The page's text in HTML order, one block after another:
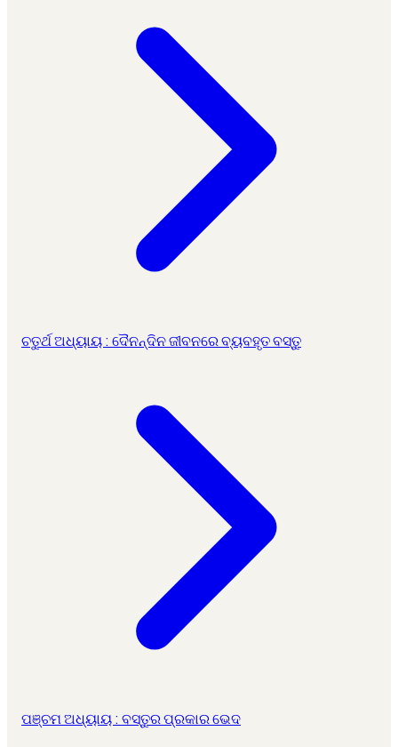
ଚତୁର୍ଥ ଅଧ୍ୟାୟ : ଦୈନନ୍ଦିନ ଜୀବନରେ ବ୍ୟବହୃତ ବସ୍ତୁ
ପଞ୍ଚମ ଅଧ୍ୟାୟ : ବସ୍ତୁର ପ୍ରକାର ଭେଦ